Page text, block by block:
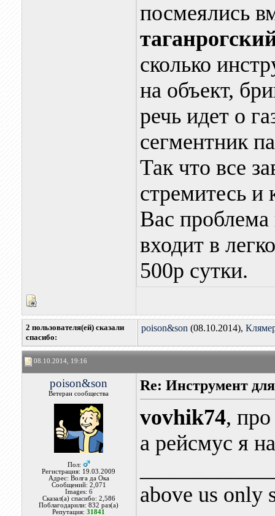
посмеялись
сколько
на объект,
речь идет о
сегментник
Так что все
стремитесь и
Вас проблема
входит в
500р сутки.
2 пользователя(ей) сказали
cпасибо:
poison&son (08.10.2014),
08.10.2014, 19:16
poison&son
Ветеран сообщества
Пол:
Регистрация: 19.03.2009
Адрес: Волга да Ока
Сообщений: 2,071
Images: 6
Сказал(а) спасибо: 2,586
Поблагодарили: 832 раз(а)
Репутация:31841
Re: Инструмент
vovhik74, про
а рейсмус я
above us only